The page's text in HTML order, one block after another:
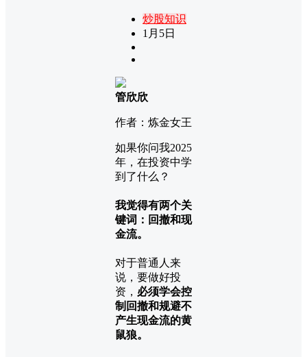
炒股知识
1月5日
管欣欣
作者：炼金女王
如果你问我2025
年，在投资中学
到了什么？
我觉得有两个关
键词：回撤和现
金流。
对于普通人来
说，要做好投
资， 必须学会控
制回撤和规避不
产生现金流的黄
鼠狼。